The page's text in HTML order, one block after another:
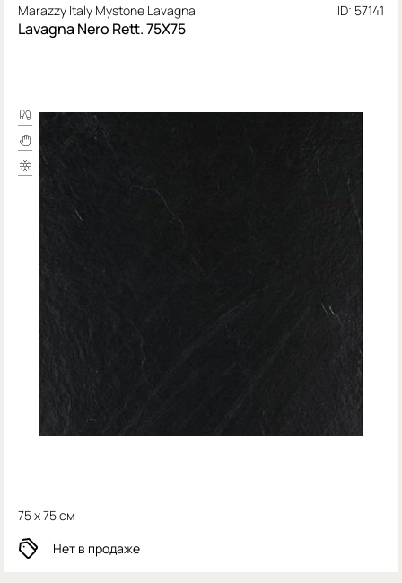
Marazzy Italy Mystone Lavagna ID: 57141
Lavagna Nero Rett. 75X75
75 x 75 см
Нет в продаже